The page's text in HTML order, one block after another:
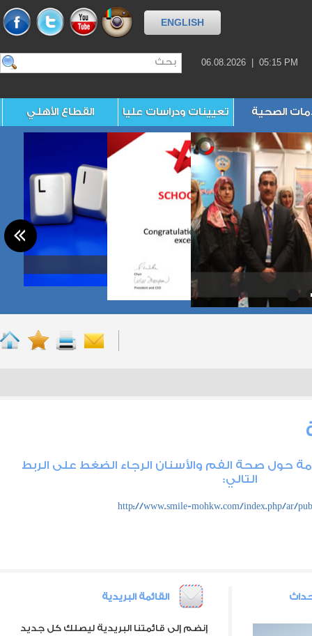
ENGLISH
06.08.2026 | 05:15 PM
الصحية تعيينات ودراسات عليا القطاع الأهلي
حول صحة الفم والأسنان الرجاء الضغط على الربط
التالي:
http://www.smile-mohkw.com/index.php/ar/
القائمة البريدية
إنضم إلى قائمتنا البريدية ليصلك كل جديد